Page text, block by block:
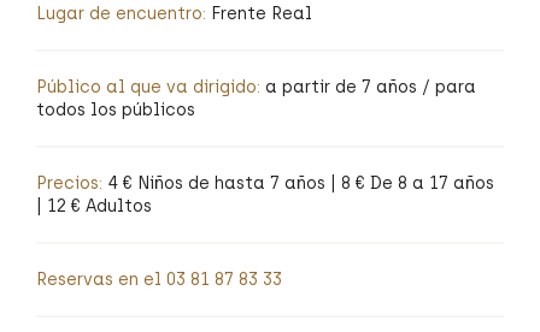
Lugar de encuentro: Frente Real
Público al que va dirigido: a partir de 7 años / para
todos los públicos
Precios: 4 € Niños de hasta 7 años | 8 € De 8 a 17 años
| 12 € Adultos
Reservas en el 03 81 87 83 33